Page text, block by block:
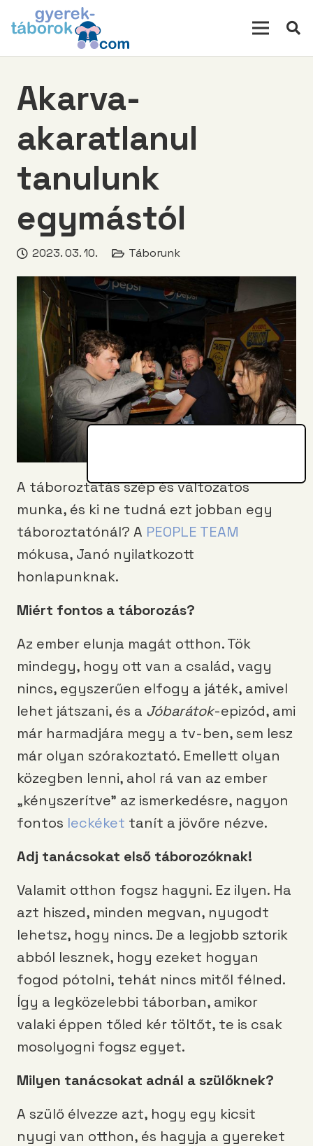
Akarva-
akaratlanul
tanulunk
egymástól
2023. 03. 10. Táborunk
A táboroztatás szép és változatos
munka, és ki ne tudná ezt jobban egy
táboroztatónál? A PEOPLE TEAM
mókusa, Janó nyilatkozott
honlapunknak.
Miért fontos a táborozás?
Az ember elunja magát otthon. Tök
mindegy, hogy ott van a család, vagy
nincs, egyszerűen elfogy a játék, amivel
lehet játszani, és a Jóbarátok-epizód, ami
már harmadjára megy a tv-ben, sem lesz
már olyan szórakoztató. Emellett olyan
közegben lenni, ahol rá van az ember
„kényszerítve” az ismerkedésre, nagyon
fontos leckéket tanít a jövőre nézve.
Adj tanácsokat első táborozóknak!
Valamit otthon fogsz hagyni. Ez ilyen. Ha
azt hiszed, minden megvan, nyugodt
lehetsz, hogy nincs. De a legjobb sztorik
abból lesznek, hogy ezeket hogyan
fogod pótolni, tehát nincs mitől félned.
Így a legközelebbi táborban, amikor
valaki éppen tőled kér töltőt, te is csak
mosolyogni fogsz egyet.
Milyen tanácsokat adnál a szülőknek?
A szülő élvezze azt, hogy egy kicsit
nyugi van otthon, és hagyja a gyereket